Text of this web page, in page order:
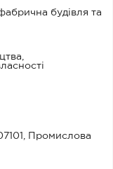
будівля та
Промислова